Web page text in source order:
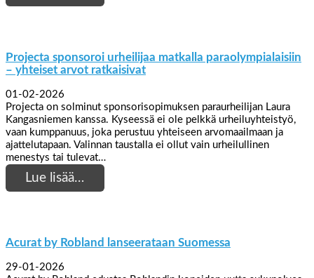
Projecta sponsoroi urheilijaa matkalla paraolympialaisiin
– yhteiset arvot ratkaisivat
01-02-2026
Projecta on solminut sponsorisopimuksen paraurheilijan Laura
Kangasniemen kanssa. Kyseessä ei ole pelkkä urheiluyhteistyö,
vaan kumppanuus, joka perustuu yhteiseen arvomaailmaan ja
ajattelutapaan. Valinnan taustalla ei ollut vain urheilullinen
menestys tai tulevat…
Lue lisää…
Acurat by Robland lanseerataan Suomessa
29-01-2026